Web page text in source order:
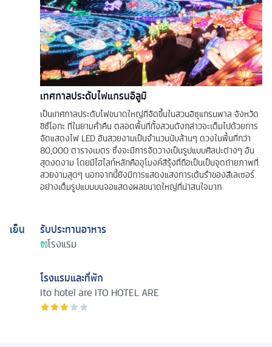
เทศกาลประดับไฟแกรนอิลูมิ
เป็นเทศกาลประดับไฟขนาดใหญ่ที่จัดขึ้นในสวนอิซุแกรนพาล จังหวัด
ชิซึโอกะ ที่ในยามค่ำคืน ตลอดพื้นที่ทั้งสวนดังกล่าวจะเต็มไปด้วยการ
จัดแสดงไฟ LED อันสวยงามเป็นจำนวนนับล้านๆ ดวงในพื้นที่กว่า
80,000 ตารางเมตร ซึ่งจะมีการจัดวางเป็นรูปแบบศิลปะต่างๆ อัน
สุดงดงาม โดยมีไฮไลท์หลักคืออุโมงค์สีรุ้งที่ถือเป็นเป็นจุดถ่ายภาพที่
สวยงามสุดๆ นอกจากนี้ยังมีการแสดงแสงการเต้นรำของสีเลเซอร์
อย่างเต็มรูปแบบบนจอแสดงผลขนาดใหญ่ที่น่าสนใจมาก
เย็น
รับประทานอาหาร
โรงแรม
โรงแรมและที่พัก
Ito hotel areITO HOTEL ARE